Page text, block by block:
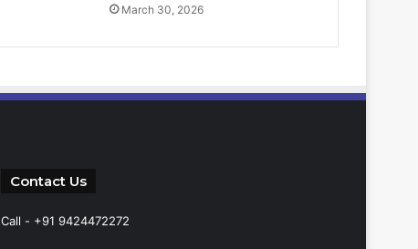
March 30, 2026
Contact Us
Call - +91 9424472272